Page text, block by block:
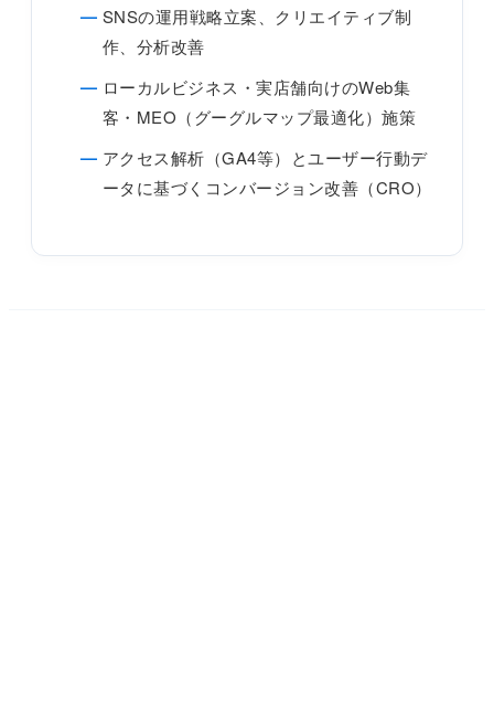
SNSの運用戦略立案、クリエイティブ制
作、分析改善
ローカルビジネス・実店舗向けのWeb集
客・MEO（グーグルマップ最適化）施策
アクセス解析（GA4等）とユーザー行動デ
ータに基づくコンバージョン改善（CRO）